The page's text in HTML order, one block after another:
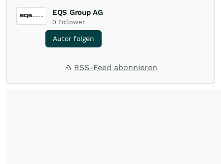
EQS Group AG
0 Follower
Autor folgen
RSS-Feed abonnieren